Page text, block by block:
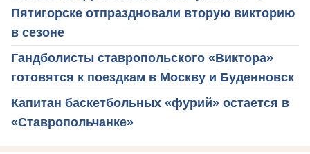
Пятигорске отпраздновали вторую викторию
в сезоне
Гандболисты ставропольского «Виктора»
готовятся к поездкам в Москву и Буденновск
Капитан баскетбольных «фурий» остается в
«Ставропольчанке»